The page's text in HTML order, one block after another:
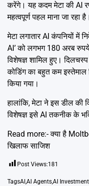
करेंगे। यह कदम मेटा की AI
महत्वपूर्ण पहल माना जा रहा है।
मेटा लगातार AI कंपनियों में
AI’ को लगभग 180 अरब
विशेषज्ञ शामिल हुए।
कोडिंग का बहुत कम
किया गया।
हालांकि, मेटा ने इस डील की
विशेषज्ञ इसे AI तकनीक के
Read more:-क्या है
खिलाफ साजिश
Post Views:181
TagsAI ,AI Agents,AI Investment